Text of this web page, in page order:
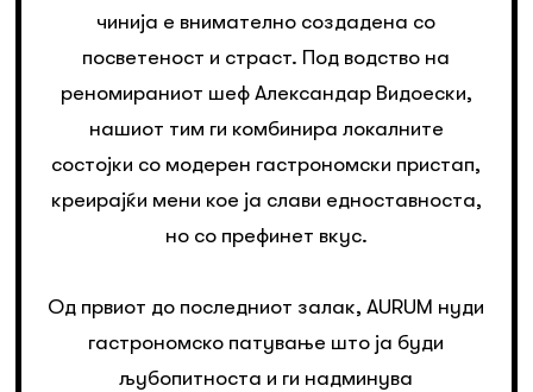
чинија е внимателно создадена со
посветеност и страст. Под водство на
реномираниот шеф Александар Видоески,
нашиот тим ги комбинира локалните
состојки со модерен гастрономски пристап,
креирајќи мени кое ја слави едноставноста,
но со префинет вкус.
Од првиот до последниот залак, AURUM нуди
гастрономско патување што ја буди
љубопитноста и ги надминува